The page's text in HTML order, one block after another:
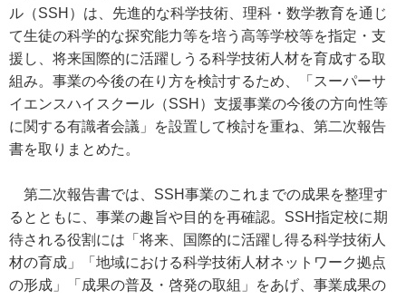
ル（SSH）は、先進的な科学技術、理科・数学教育を通じ
て生徒の科学的な探究能力等を培う高等学校等を指定・支
援し、将来国際的に活躍しうる科学技術人材を育成する取
組み。事業の今後の在り方を検討するため、「スーパーサ
イエンスハイスクール（SSH）支援事業の今後の方向性等
に関する有識者会議」を設置して検討を重ね、第二次報告
書を取りまとめた。
第二次報告書では、SSH事業のこれまでの成果を整理す
るとともに、事業の趣旨や目的を再確認。SSH指定校に期
待される役割には「将来、国際的に活躍し得る科学技術人
材の育成」「地域における科学技術人材ネットワーク拠点
の形成」「成果の普及・啓発の取組」をあげ、事業成果の